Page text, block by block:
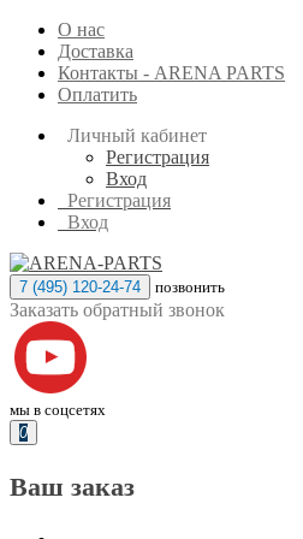
О нас
Доставка
Контакты - ARENA PARTS
Оплатить
Личный кабинет
Регистрация
Вход
Регистрация
Вход
7 (495) 120-24-74 позвонить
Заказать обратный звонок
мы в соцсетях
0
Ваш заказ